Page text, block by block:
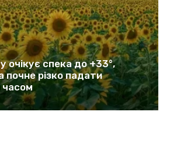
очікує спека до +33°,
почне різко падати